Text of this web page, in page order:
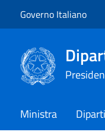
Governo Italiano
Ministra